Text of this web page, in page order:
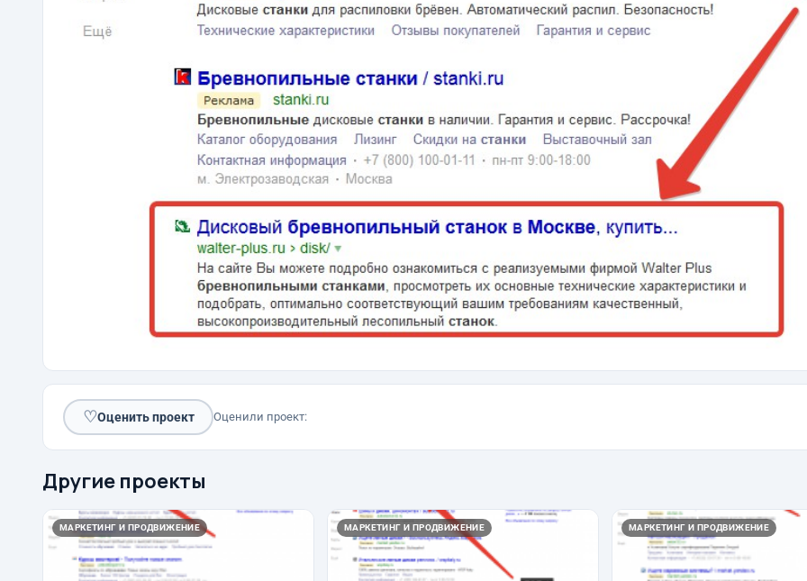
♡Оценить проект Оценили проект:
Другие проекты
МАРКЕТИНГ И ПРОДВИЖЕНИЕ МАРКЕТИНГ И ПРОДВИЖЕНИЕ МАРКЕТИНГ И ПРОДВИЖЕНИЕ